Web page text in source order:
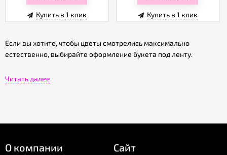
Купить в 1 клик Купить в 1 клик
Если вы хотите, чтобы цветы смотрелись максимально
естественно, выбирайте оформление букета под ленту.
Цветы сначала обвязываются прочной синтетической тесьмой,
Какие цветы можно оформить
Читать далее
О компании Сайт